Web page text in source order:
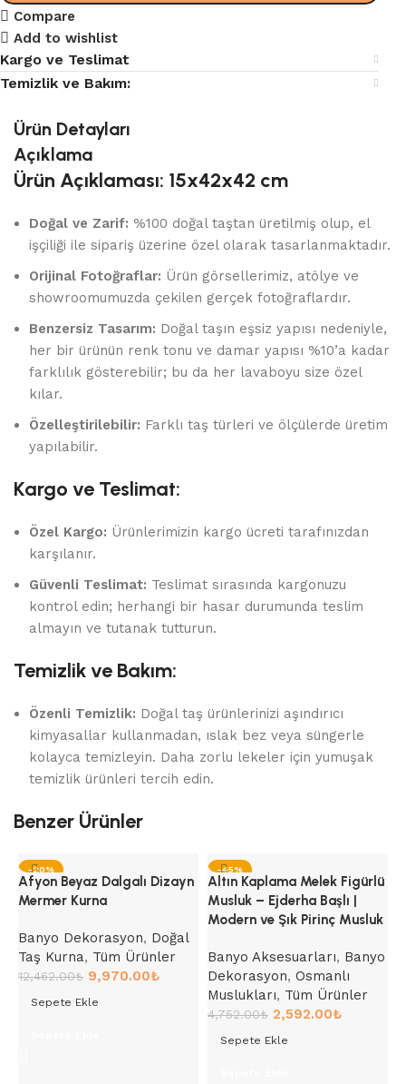
Compare
Add to wishlist
Kargo ve Teslimat
Temizlik ve Bakım:
Ürün Detayları
Açıklama
Ürün Açıklaması: 15x42x42 cm
Doğal ve Zarif: %100 doğal taştan üretilmiş olup, el
işçiliği ile sipariş üzerine özel olarak tasarlanmaktadır.
Orijinal Fotoğraflar: Ürün görsellerimiz, atölye ve
showroomumuzda çekilen gerçek fotoğraflardır.
Benzersiz Tasarım: Doğal taşın eşsiz yapısı nedeniyle,
her bir ürünün renk tonu ve damar yapısı %10’a kadar
farklılık gösterebilir; bu da her lavaboyu size özel
kılar.
Özelleştirilebilir: Farklı taş türleri ve ölçülerde üretim
yapılabilir.
Kargo ve Teslimat:
Özel Kargo: Ürünlerimizin kargo ücreti tarafınızdan
karşılanır.
Güvenli Teslimat: Teslimat sırasında kargonuzu
kontrol edin; herhangi bir hasar durumunda teslim
almayın ve tutanak tutturun.
Temizlik ve Bakım:
Özenli Temizlik: Doğal taş ürünlerinizi aşındırıcı
kimyasallar kullanmadan, ıslak bez veya süngerle
kolayca temizleyin. Daha zorlu lekeler için yumuşak
temizlik ürünleri tercih edin.
Benzer Ürünler
-20%
Afyon Beyaz Dalgalı Dizayn
Mermer Kurna
Banyo Dekorasyon, Doğal
Taş Kurna, Tüm Ürünler
12,462.00₺ 9,970.00₺
Sepete Ekle
-45%
Altın Kaplama Melek Figürlü
Musluk – Ejderha Başlı |
Modern ve Şık Pirinç Musluk
Banyo Aksesuarları, Banyo
Dekorasyon, Osmanlı
Muslukları, Tüm Ürünler
4,752.00₺ 2,592.00₺
Sepete Ekle